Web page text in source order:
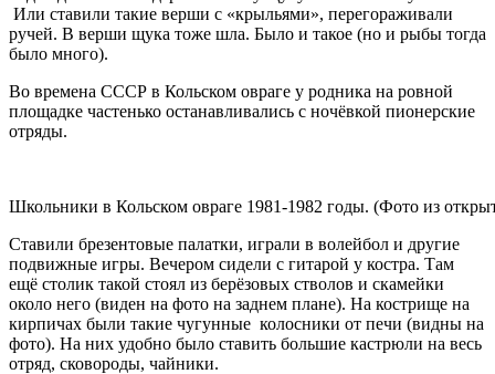
Или ставили такие верши с «крыльями», перегораживали
ручей. В верши щука тоже шла. Было и такое (но и рыбы тогда
было много).
Во времена СССР в Кольском овраге у родника на ровной
площадке частенько останавливались с ночёвкой пионерские
отряды.
Школьники в Кольском овраге 1981-1982 годы. (Фото из
Ставили брезентовые палатки, играли в волейбол и другие
подвижные игры. Вечером сидели с гитарой у костра. Там
ещё столик такой стоял из берёзовых стволов и скамейки
около него (виден на фото на заднем плане). На кострище на
кирпичах были такие чугунные колосники от печи (видны на
фото). На них удобно было ставить большие кастрюли на весь
отряд, сковороды, чайники.